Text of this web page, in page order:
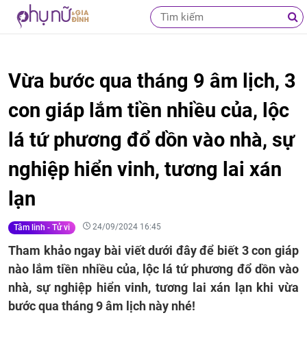
Vừa bước qua tháng 9 âm lịch, 3
con giáp lắm tiền nhiều của, lộc
lá tứ phương đổ dồn vào nhà, sự
nghiệp hiển vinh, tương lai xán
lạn
Tâm linh - Tử vi 24/09/2024 16:45
Tham khảo ngay bài viết dưới đây để biết 3 con giáp
nào lắm tiền nhiều của, lộc lá tứ phương đổ dồn vào
nhà, sự nghiệp hiển vinh, tương lai xán lạn khi vừa
bước qua tháng 9 âm lịch này nhé!